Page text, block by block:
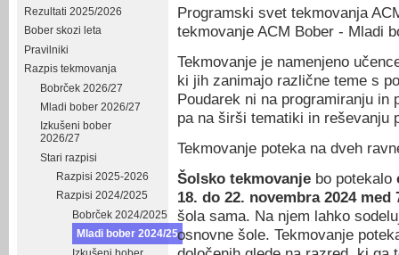
Rezultati 2025/2026
Bober skozi leta
Pravilniki
Razpis tekmovanja
Bobrček 2026/27
Mladi bober 2026/27
Izkušeni bober
2026/27
Stari razpisi
Razpisi 2025-2026
Razpisi 2024/2025
Bobrček 2024/2025
Mladi bober 2024/25
Programski svet tekmovanja
tekmovanje ACM Bober - Mladi
Tekmovanje je namenjeno
ki jih zanimajo različne teme s
Poudarek ni na programiranju in
pa na širši tematiki in reševanju
Tekmovanje poteka na dveh
Šolsko tekmovanje bo potekalo
18. do 22. novembra 2024 med
šola sama. Na njem lahko
osnovne šole. Tekmovanje